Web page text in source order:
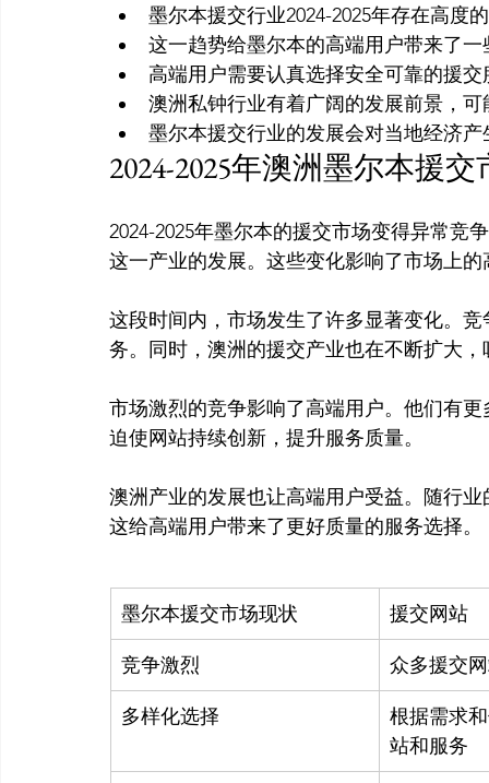
墨尔本援交行业2024-2025年存在高度
这一趋势给墨尔本的高端用户带来了一
高端用户需要认真选择安全可靠的援交
澳洲私钟行业有着广阔的发展前景，
墨尔本援交行业的发展会对当地经济
2024-2025年澳洲墨尔本援
2024-2025年墨尔本的援交市场变得异常竞
这一产业的发展。这些变化影响了市场上的
这段时间内，市场发生了许多显著变化。
务。同时，澳洲的援交产业也在不断扩大
市场激烈的竞争影响了高端用户。他们有
迫使网站持续创新，提升服务质量。
澳洲产业的发展也让高端用户受益。随行
墨尔本援交市场现状 援交网站
竞争激烈 众多援交
多样化选择
根据需求
站和服务